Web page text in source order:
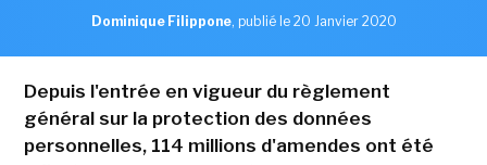
Dominique Filippone, publié le 20 Janvier 2020
Depuis l'entrée en vigueur du règlement
général sur la protection des données
personnelles, 114 millions d'amendes ont été